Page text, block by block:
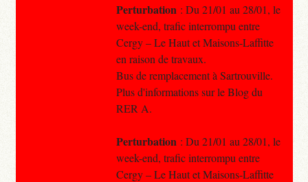
Perturbation : Du 21/01 au 28/01, le
week-end, trafic interrompu entre
Cergy – Le Haut et Maisons-Laffitte
en raison de travaux.
Bus de remplacement à Sartrouville.
Plus d'informations sur le Blog du
RER A.
Perturbation : Du 21/01 au 28/01, le
week-end, trafic interrompu entre
Cergy – Le Haut et Maisons-Laffitte